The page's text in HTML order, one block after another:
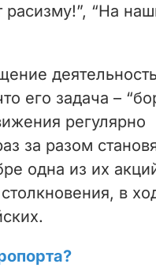
“На
его задача –
регулярно
за разом
одна из их
в